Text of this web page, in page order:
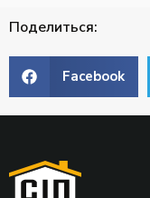
Поделиться:
Facebook